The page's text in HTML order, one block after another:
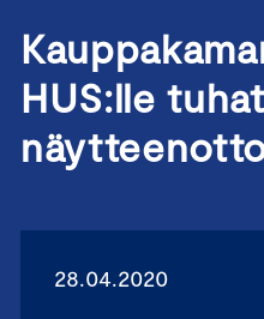
HUS:lle tuhat
28.04.2020